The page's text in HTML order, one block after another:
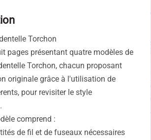
Torchon
pages présentant quatre modèles de
Torchon, chacun proposant
originale grâce à l'utilisation de
pour revisiter le style
comprend :
de fil et de fuseaux nécessaires